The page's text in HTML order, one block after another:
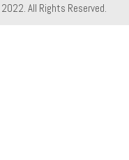
All Rights Reserved.